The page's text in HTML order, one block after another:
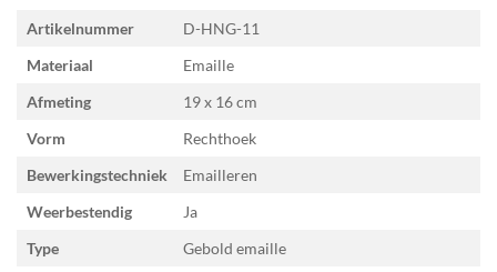
Specificaties
Artikelnummer
D-HNG-11
Materiaal
Emaille
Afmeting
19 x 16
Vorm
Rechthoek
Bewerkingstechniek
Emailleren
Weerbestendig
Ja
Type
Gebold emaille